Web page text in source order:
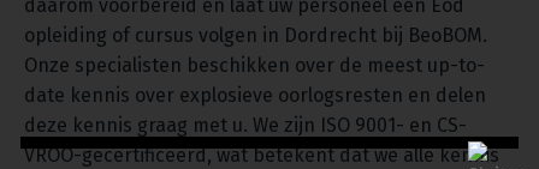
daarom voorbereid en laat uw personeel een Eod
opleiding of cursus volgen in Dordrecht bij BeoBOM.
Onze specialisten beschikken over de meest up-to-
date kennis over explosieve oorlogsresten en delen
deze kennis graag met u. We zijn ISO 9001- en CS-
VROO-gecertificeerd, wat betekent dat we alle kennis